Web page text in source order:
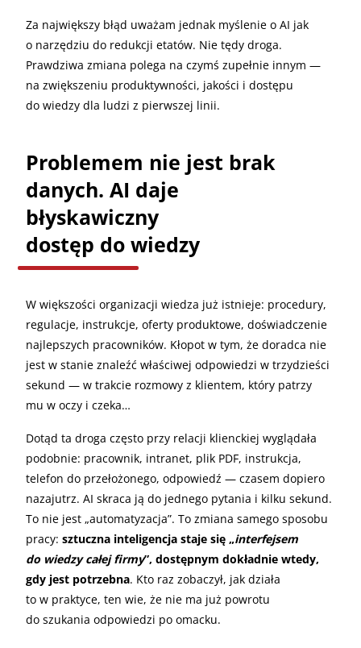
Za największy błąd uważam jednak myślenie o AI jak
o narzędziu do redukcji etatów. Nie tędy droga.
Prawdziwa zmiana polega na czymś zupełnie innym —
na zwiększeniu produktywności, jakości i dostępu
do wiedzy dla ludzi z pierwszej linii.
Problemem nie jest brak
danych. AI daje
błyskawiczny
dostęp do wiedzy
W większości organizacji wiedza już istnieje: procedury,
regulacje, instrukcje, oferty produktowe, doświadczenie
najlepszych pracowników. Kłopot w tym, że doradca nie
jest w stanie znaleźć właściwej odpowiedzi w trzydzieści
sekund — w trakcie rozmowy z klientem, który patrzy
mu w oczy i czeka…
Dotąd ta droga często przy relacji klienckiej wyglądała
podobnie: pracownik, intranet, plik PDF, instrukcja,
telefon do przełożonego, odpowiedź — czasem dopiero
nazajutrz. AI skraca ją do jednego pytania i kilku sekund.
To nie jest „automatyzacja”. To zmiana samego sposobu
pracy: sztuczna inteligencja staje się „interfejsem
do wiedzy całej firmy”, dostępnym dokładnie wtedy,
gdy jest potrzebna. Kto raz zobaczył, jak działa
to w praktyce, ten wie, że nie ma już powrotu
do szukania odpowiedzi po omacku.